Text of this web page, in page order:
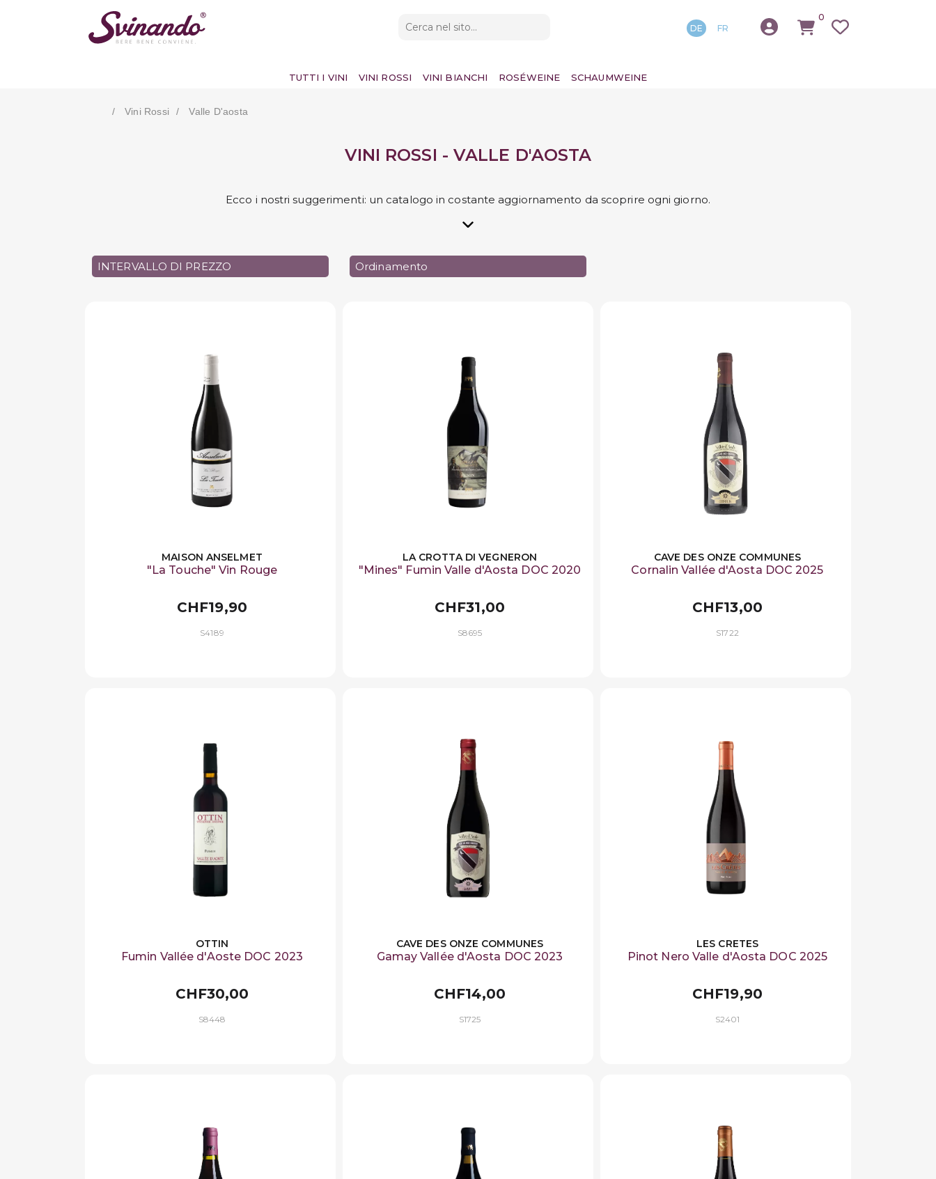
DE FR
0
TUTTI I VINI VINI ROSSI VINI BIANCHI ROSÉWEINE SCHAUMWEINE
Vini Rossi Valle D'aosta
VINI ROSSI - VALLE D'AOSTA
Ecco i nostri suggerimenti: un catalogo in costante aggiornamento da scoprire ogni giorno.
INTERVALLO DI PREZZO Ordinamento
MAISON ANSELMET
"La Touche" Vin Rouge
CHF19,90
S4189
LA CROTTA DI VEGNERON
"Mines" Fumin Valle d'Aosta DOC 2020
CHF31,00
S8695
CAVE DES ONZE COMMUNES
Cornalin Vallée d'Aosta DOC 2025
CHF13,00
S1722
OTTIN
Fumin Vallée d'Aoste DOC 2023
CHF30,00
S8448
CAVE DES ONZE COMMUNES
Gamay Vallée d'Aosta DOC 2023
CHF14,00
S1725
LES CRETES
Pinot Nero Valle d'Aosta DOC 2025
CHF19,90
S2401